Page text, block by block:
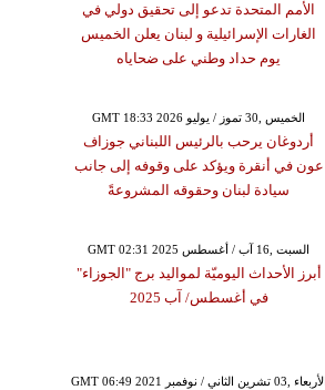
الأمم المتحدة تدعو إلى تحقيق دولي في
الغارات الإسرائيلية و لبنان يعلن الخميس
يوم حداد وطني على ضحاياه
GMT 18:33 2026 الخميس ,30 تموز / يوليو
أردوغان يرحب بالرئيس اللبناني جوزاف
عون في أنقرة ويؤكد على وقوفه إلى جانب
سيادة لبنان وحقوقه المشروعةً
GMT 02:31 2025 السبت ,16 آب / أغسطس
أبرز الأحداث اليوميّة لمواليد برج "الجوزاء"
في أغسطس/ آب 2025
GMT 06:49 2021 الأربعاء ,03 تشرين الثاني / نوفمبر